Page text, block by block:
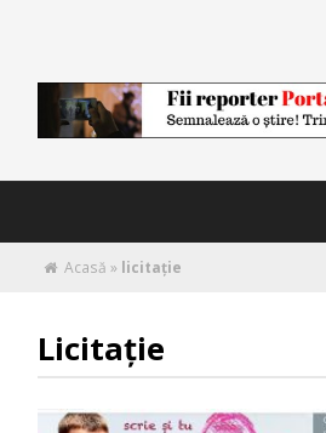
Acasă » licitație
Licitație